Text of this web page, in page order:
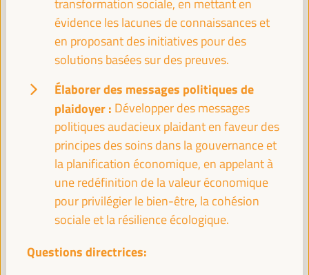
Sala Madrid -11:30 13:00 Axe 1
Transition vers la formalité dans le cadre du
développement économique local
Panneau de dialogue
Sala Bruselas - 11:30 13:00 Axe 1
Comment mettre en œuvre des achats publics
éthiques et responsables dans l’administration
locale et leurs effets sur l’Économie Sociale et
Solidaire (ESS) du territoire
Panneau de dialogue
transformation sociale, en mettant en
évidence les lacunes de connaissances et
en proposant des initiatives pour des
solutions basées sur des preuves.
Élaborer des messages politiques de
plaidoyer : Développer des messages
politiques audacieux plaidant en faveur des
principes des soins dans la gouvernance et
la planification économique, en appelant à
une redéfinition de la valeur économique
pour privilégier le bien-être, la cohésion
sociale et la résilience écologique.
Questions directrices: